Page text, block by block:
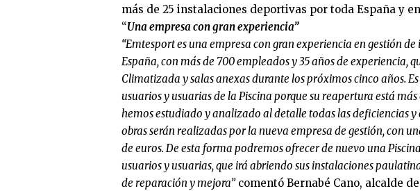
más de 25 instalaciones deportivas por toda España y
“Una empresa con gran experiencia”
“Emtesport es una empresa con gran experiencia en gestión
España, con más de 700 empleados y 35 años de experiencia,
Climatizada y salas anexas durante los próximos cinco años.
usuarios y usuarias de la Piscina porque su reapertura está
hemos estudiado y analizado al detalle todas las deficiencias y
obras serán realizadas por la nueva empresa de gestión, con
de euros. De esta forma podremos ofrecer de nuevo una
usuarios y usuarias, que irá abriendo sus instalaciones
de reparación y mejora”comentó Bernabé Cano, alcalde